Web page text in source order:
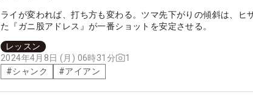
ライが変われば、打ち方も変わる。ツマ先下がりの傾斜は、ヒ
た『ガニ股アドレス』が一番ショットを安定させる。
レッスン
2024年4月8日 (月) 06時31分
1
#シャンク #アイアン